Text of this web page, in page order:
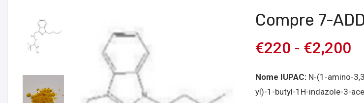
Compre 7-
€220 - €2,200
Nome IUPAC: N-(1-amino-
yl)-1-butyl-1H-indazole-3-